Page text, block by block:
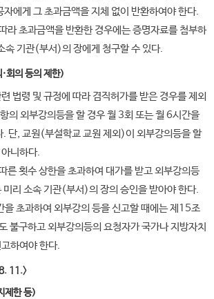
자에게 그 초과금액을 지체 없이 반환하여야 한다.
라 초과금액을 반환한 경우에는 증명자료를 첨부하
속 기관(부서)의 장에게 청구할 수 있다.
회의 등의 제한)
법령 및 규정에 따라 겸직허가를 받은 경우를 제외
의 외부강의등을 할 경우 월 3회 또는 월 6시간을
. 단, 교원(부설학교 교원 제외)이 외부강의등을 할
니하다.
른 횟수 상한을 초과하여 대가를 받고 외부강의등
미리 소속 기관(부서)의 장의 승인을 받아야 한다.
을 초과하여 외부강의 등을 신고할 때에는 제15조
불구하고 외부강의등의 요청자가 국가나 지방자치
하여야 한다.
11.〉
제한 등)